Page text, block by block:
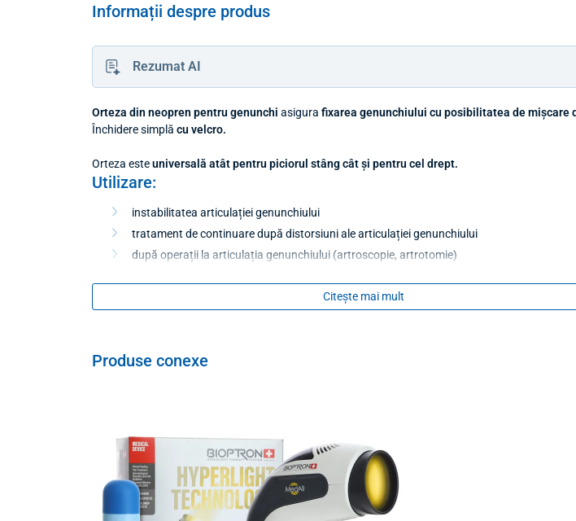
Informații despre produs
Rezumat AI
Orteza din neopren pentru genunchi asigura fixarea genunchiului cu posibilitatea de mișcare
Închidere simplă cu velcro.
Orteza esteuniversală atât pentru piciorul stâng cât și pentru cel drept.
Utilizare:
instabilitatea articulației genunchiului
tratament de continuare după distorsiuni ale articulației genunchiului
după operații la articulația genunchiului (artroscopie, artrotomie)
Mărime: S
Mărime: XL 41-44 cm
Mărimea: XXL 44-48 cm
Citește mai mult
Produse conexe